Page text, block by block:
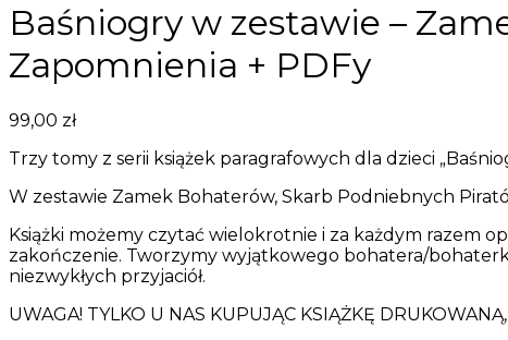
Baśniogry w zestawie –
Zapomnienia + PDFy
99,00 zł
Trzy tomy z serii książek paragrafowych dla dzieci
W zestawie Zamek Bohaterów, Skarb Podniebnych
Książki możemy czytać wielokrotnie i za każdym razem
zakończenie. Tworzymy wyjątkowego bohatera/
niezwykłych przyjaciół.
UWAGA! TYLKO U NAS KUPUJĄC KSIĄŻKĘ